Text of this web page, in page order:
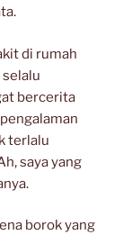
di rumah
bercerita
terlalu
saya yang
borok yang